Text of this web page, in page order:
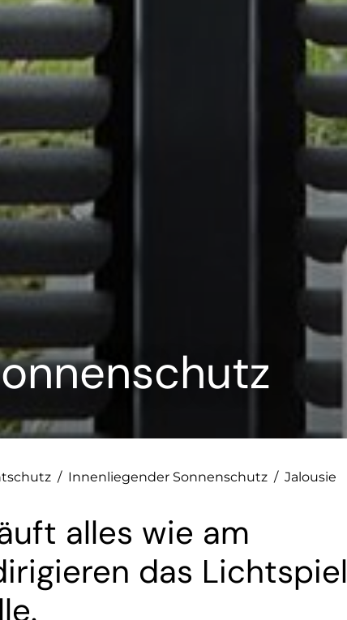
/ Innenliegender Sonnenschutz / Jalousie
alles wie am
das Lichtspiel